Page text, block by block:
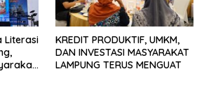
Literasi
KREDIT PRODUKTIF, UMKM,
DAN INVESTASI MASYARAKAT
LAMPUNG TERUS MENGUAT